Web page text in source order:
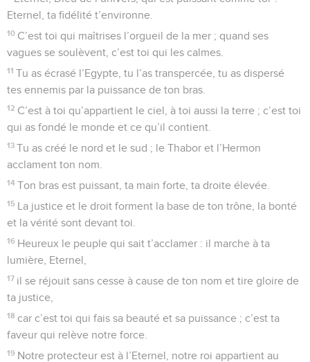
Eternel, ta fidélité t’environne.
10 C’est toi qui maîtrises l’orgueil de la mer ; quand ses
vagues se soulèvent, c’est toi qui les calmes.
11 Tu as écrasé l’Egypte, tu l’as transpercée, tu as dispersé
tes ennemis par la puissance de ton bras.
12 C’est à toi qu’appartient le ciel, à toi aussi la terre ; c’est toi
qui as fondé le monde et ce qu’il contient.
13 Tu as créé le nord et le sud ; le Thabor et l’Hermon
acclament ton nom.
14 Ton bras est puissant, ta main forte, ta droite élevée.
15 La justice et le droit forment la base de ton trône, la bonté
et la vérité sont devant toi.
16 Heureux le peuple qui sait t’acclamer : il marche à ta
lumière, Eternel,
17 il se réjouit sans cesse à cause de ton nom et tire gloire de
ta justice,
18 car c’est toi qui fais sa beauté et sa puissance ; c’est ta
faveur qui relève notre force.
19 Notre protecteur est à l’Eternel, notre roi appartient au